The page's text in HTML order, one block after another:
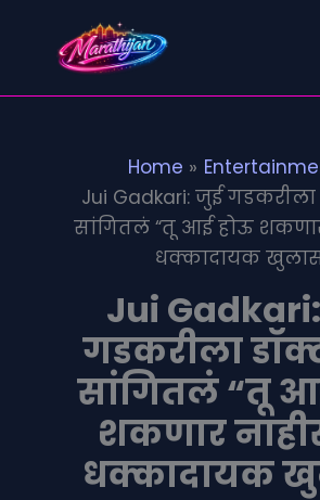
content
Home
Jui Gadkari: जुई गडकरीला
सांगितलं “तू आई होऊ
धक्कादायक
Jui
गडकरीला
सांगितलं “तू
शकणार
धक्कादायक
c